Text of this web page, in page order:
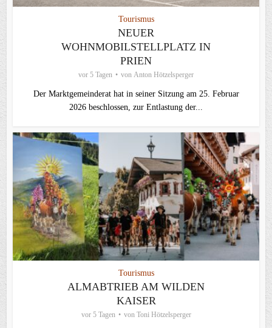
Tourismus
NEUER
WOHNMOBILSTELLPLATZ IN
PRIEN
vor 5 Tagen von Anton Hötzelsperger
Der Marktgemeinderat hat in seiner Sitzung am 25. Februar
2026 beschlossen, zur Entlastung der...
Tourismus
ALMABTRIEB AM WILDEN
KAISER
vor 5 Tagen von Toni Hötzelsperger